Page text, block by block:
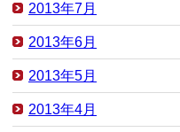
2013年7月
2013年6月
2013年5月
2013年4月